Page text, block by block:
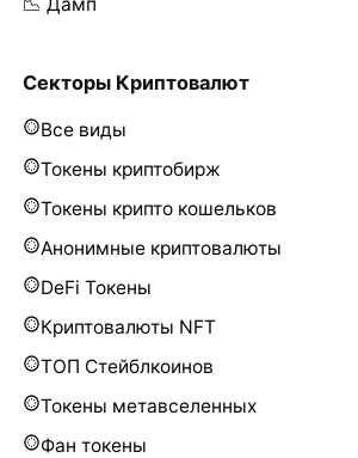
Секторы Криптовалют
Все виды
Токены криптобирж
Токены крипто кошельков
Анонимные криптовалюты
DeFi Токены
Криптовалюты NFT
ТОП Стейблкоинов
Токены метавселенных
Фан токены